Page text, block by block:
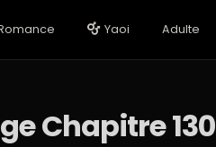
Yaoi Adulte
Chapitre 130